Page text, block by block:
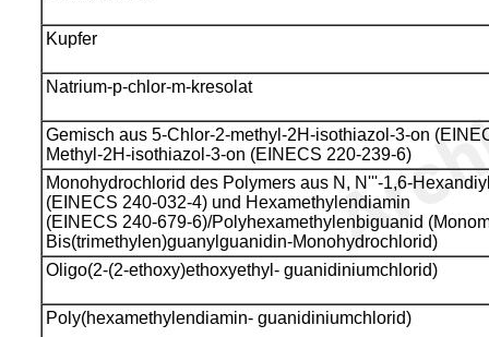
Kupfer
Natrium-p-chlor-m-kresolat
Gemisch aus 5-Chlor-2-methyl-2H-isothiazol-3-on
Methyl-2H-isothiazol-3-on (EINECS 220-239-6)
Monohydrochlorid des Polymers aus N, N'''-1,6-
(EINECS 240-032-4) und Hexamethylendiamin
(EINECS 240-679-6)/Polyhexamethylenbiguanid
Bis(trimethylen)guanylguanidin-Monohydrochlorid)
Oligo(2-(2-ethoxy)ethoxyethyl- guanidiniumchlorid)
Poly(hexamethylendiamin- guanidiniumchlorid)